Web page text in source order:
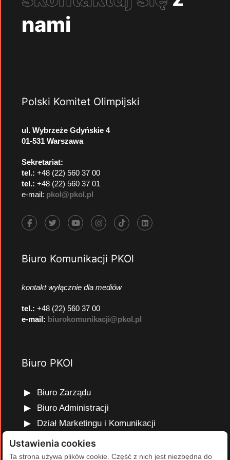
nami
Polski Komitet Olimpijski
ul. Wybrzeże Gdyńskie 4
01-531 Warszawa
Sekretariat:
tel.: +48 (22) 560 37 00
tel.: +48 (22) 560 37 01
e-mail: pkol@pkol.pl
Biuro Komunikacji PKOl
kontakt wyłącznie dla mediów
tel.: +48 (22) 560 37 00
e-mail: biurokomunikacji@pkol.pl
Biuro PKOl
Biuro Zarządu
Biuro Administracji
Dział Marketingu i Komunikacji
Dział Edukacji Olimpijskiej
Dział Finansów i Kadr
Ustawienia cookies
Ta strona używa plików cookie. Część z nich jest niezbędna do